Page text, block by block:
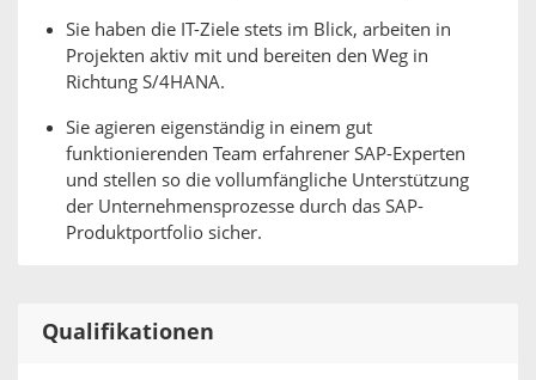
Sie haben die IT-Ziele stets im Blick, arbeiten in
Projekten aktiv mit und bereiten den Weg in
Richtung S/4HANA.
Sie agieren eigenständig in einem gut
funktionierenden Team erfahrener SAP-Experten
und stellen so die vollumfängliche Unterstützung
der Unternehmensprozesse durch das SAP-
Produktportfolio sicher.
Qualifikationen